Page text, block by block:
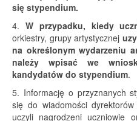
się stypendium.
4. W przypadku, kiedy
orkiestry, grupy artystycznej
na określonym wydarzeniu
należy wpisać we
kandydatów do stypendium.
5. Informację o przyznanych
się do wiadomości
uczyli nagrodzeni uczniowie